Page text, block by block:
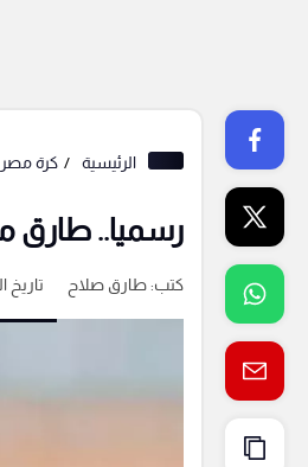
الرئيسية كرة
رسميا.. طارق
كتب:طارق صلاح تاريخ